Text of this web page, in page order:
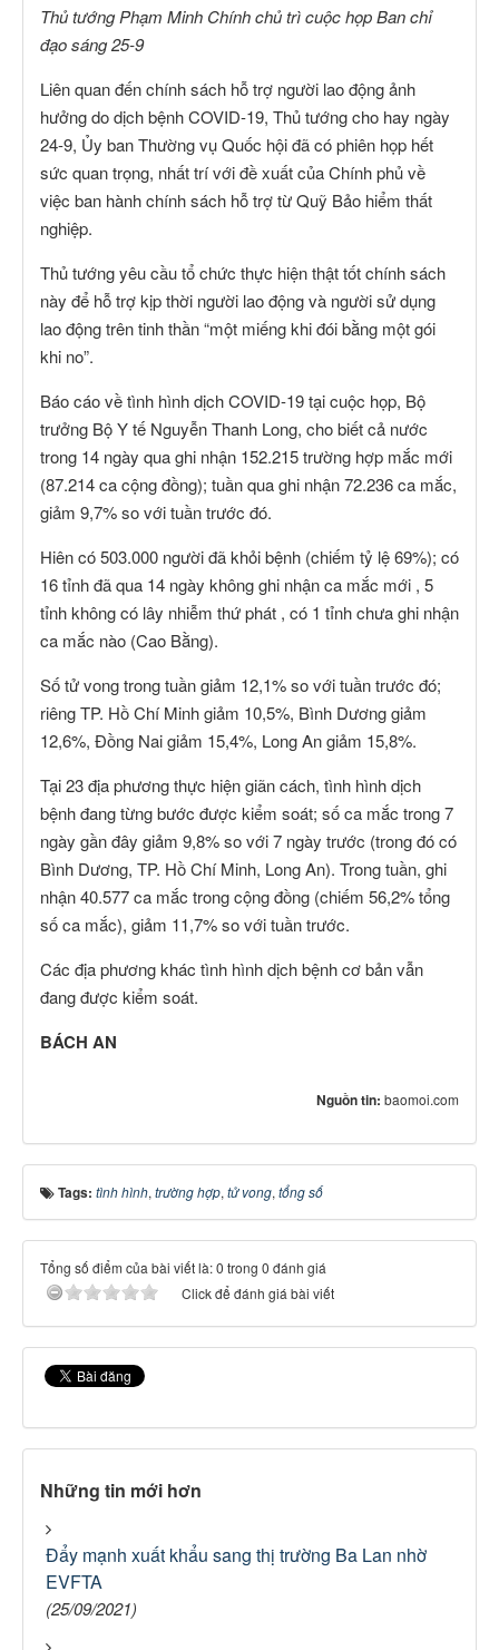
Thủ tướng Phạm Minh Chính chủ trì cuộc họp Ban chỉ
đạo sáng 25-9
Liên quan đến chính sách hỗ trợ người lao động ảnh
hưởng do dịch bệnh COVID-19, Thủ tướng cho hay ngày
24-9, Ủy ban Thường vụ Quốc hội đã có phiên họp hết
sức quan trọng, nhất trí với đề xuất của Chính phủ về
việc ban hành chính sách hỗ trợ từ Quỹ Bảo hiểm thất
nghiệp.
Thủ tướng yêu cầu tổ chức thực hiện thật tốt chính sách
này để hỗ trợ kịp thời người lao động và người sử dụng
lao động trên tinh thần “một miếng khi đói bằng một gói
khi no”.
Báo cáo về tình hình dịch COVID-19 tại cuộc họp, Bộ
trưởng Bộ Y tế Nguyễn Thanh Long, cho biết cả nước
trong 14 ngày qua ghi nhận 152.215 trường hợp mắc mới
(87.214 ca cộng đồng); tuần qua ghi nhận 72.236 ca mắc,
giảm 9,7% so với tuần trước đó.
Hiên có 503.000 người đã khỏi bệnh (chiếm tỷ lệ 69%); có
16 tỉnh đã qua 14 ngày không ghi nhận ca mắc mới , 5
tỉnh không có lây nhiễm thứ phát , có 1 tỉnh chưa ghi nhận
ca mắc nào (Cao Bằng).
Số tử vong trong tuần giảm 12,1% so với tuần trước đó;
riêng TP. Hồ Chí Minh giảm 10,5%, Bình Dương giảm
12,6%, Đồng Nai giảm 15,4%, Long An giảm 15,8%.
Tại 23 địa phương thực hiện giãn cách, tình hình dịch
bệnh đang từng bước được kiểm soát; số ca mắc trong 7
ngày gần đây giảm 9,8% so với 7 ngày trước (trong đó có
Bình Dương, TP. Hồ Chí Minh, Long An). Trong tuần, ghi
nhận 40.577 ca mắc trong cộng đồng (chiếm 56,2% tổng
số ca mắc), giảm 11,7% so với tuần trước.
Các địa phương khác tình hình dịch bệnh cơ bản vẫn
đang được kiểm soát.
BÁCH AN
Nguồn tin: baomoi.com
Tags: tình hình, trường hợp, tử vong, tổng số
Tổng số điểm của bài viết là: 0 trong 0 đánh giá
Click để đánh giá bài viết
Những tin mới hơn
Đẩy mạnh xuất khẩu sang thị trường Ba Lan nhờ
EVFTA
(25/09/2021)